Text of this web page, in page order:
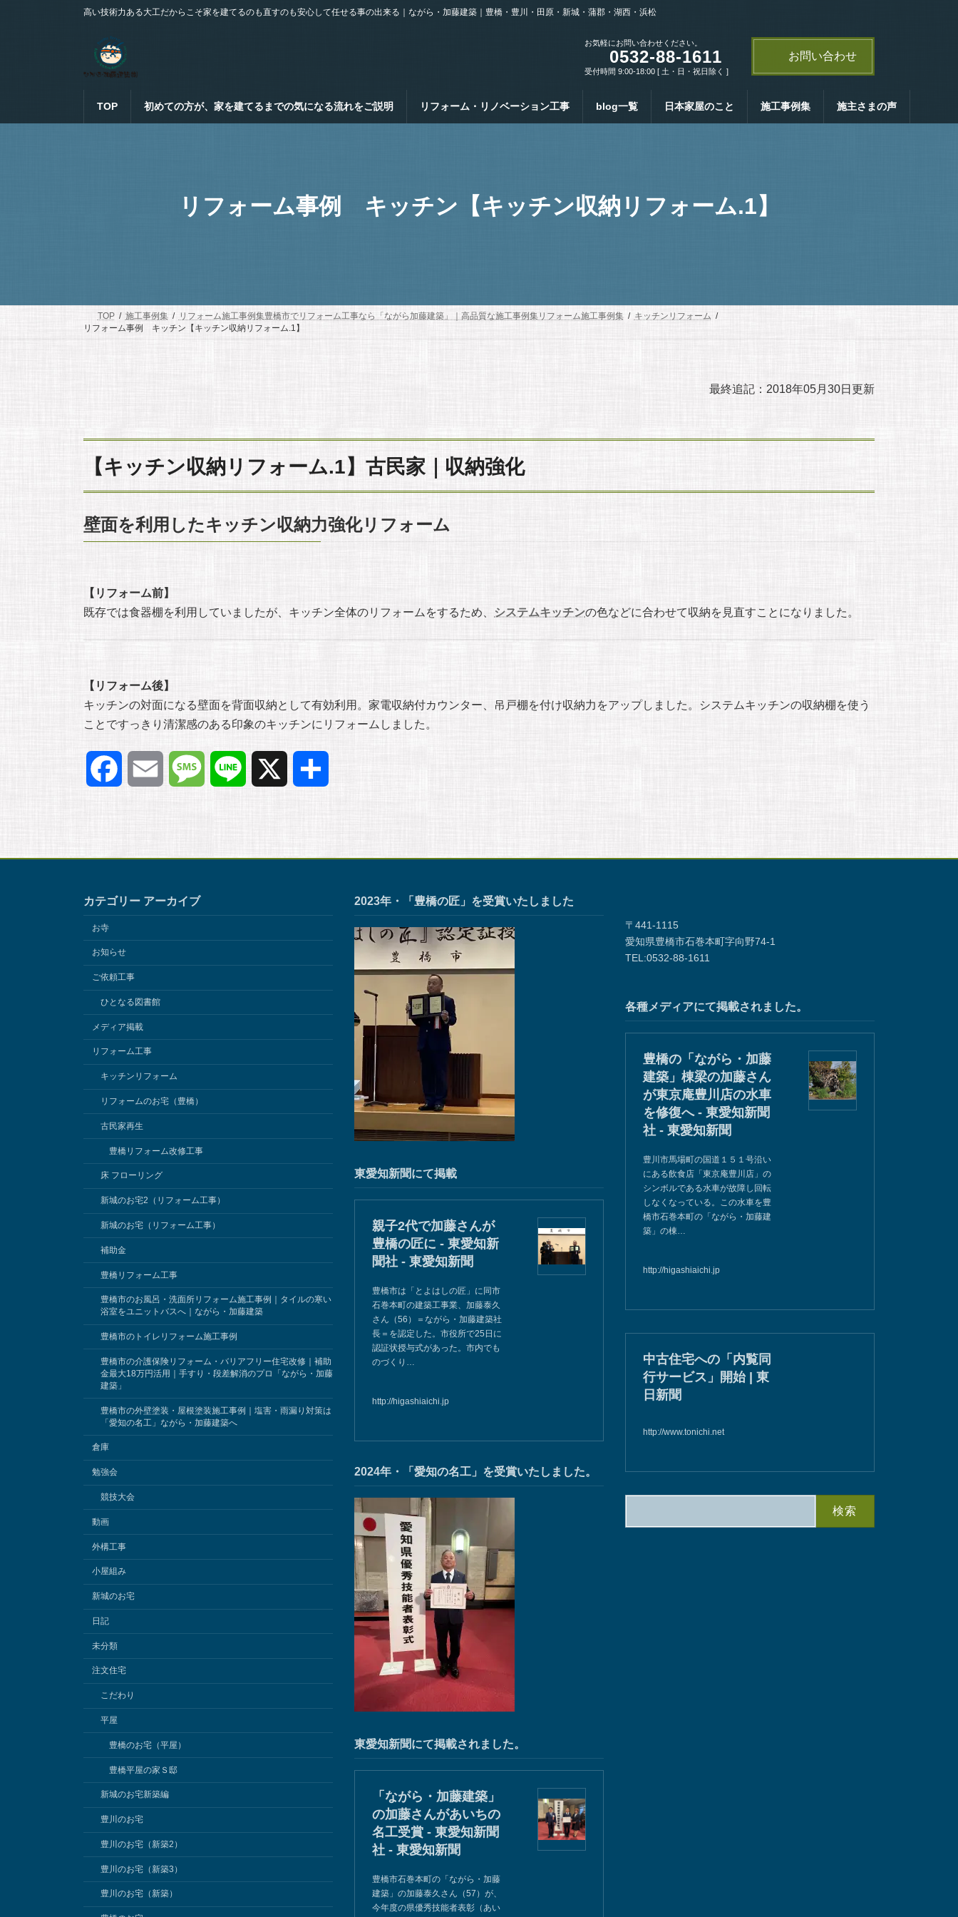
ッ
移
高い技術力ある大工だからこそ家を建てるのも直すのも安心して任せる事の出来る｜ながら・加藤建築｜豊橋・豊川・田原・新城・蒲郡・湖西・浜松
お気軽にお問い合わせください。
0532-88-1611
受付時間 9:00-18:00 [ 土・日・祝日除く ]
お問い合わせ
TOP 初めての方が、家を建てるまでの気になる流れをご説明 リフォーム・リノベーション工事 blog一覧 日本家屋のこと 施工事例集 施主さまの声
リフォーム事例 キッチン【キッチン収納リフォーム.1】
TOP 施工事例集 リフォーム施工事例集豊橋市でリフォーム工事なら「ながら加藤建築」｜高品質な施工事例集リフォーム施工事例集
キッチンリフォーム
リフォーム事例 キッチン【キッチン収納リフォーム.1】
最終追記：2018年05月30日更新
【キッチン収納リフォーム.1】古民家｜収納強化
壁面を利用したキッチン収納力強化リフォーム
【リフォーム前】
既存では食器棚を利用していましたが、キッチン全体のリフォームをするため、
システムキッチンの色などに合わせて収納を見直すことになりました。
【リフォーム後】
キッチンの対面になる壁面を背面収納として有効利用。家電収納付カウンター、吊戸棚を付け収納力をアップしました。システムキッチンの収納棚を使う
ことですっきり清潔感のある印象のキッチンにリフォームしました。
o
o
k
カテゴリー アーカイブ
お寺
お知らせ
ご依頼工事
ひとなる図書館
メディア掲載
リフォーム工事
キッチンリフォーム
リフォームのお宅（豊橋）
古民家再生
豊橋リフォーム改修工事
床 フローリング
新城のお宅2（リフォーム工事）
新城のお宅（リフォーム工事）
補助金
豊橋リフォーム工事
豊橋市のお風呂・洗面所リフォーム施工事例｜タイルの寒い
浴室をユニットバスへ｜ながら・加藤建築
豊橋市のトイレリフォーム施工事例
豊橋市の介護保険リフォーム・バリアフリー住宅改修｜補助
金最大18万円活用｜手すり・段差解消のプロ「ながら・加藤
建築」
豊橋市の外壁塗装・屋根塗装施工事例｜塩害・雨漏り対策は
「愛知の名工」ながら・加藤建築へ
倉庫
勉強会
競技大会
動画
外構工事
小屋組み
新城のお宅
日記
未分類
注文住宅
こだわり
平屋
豊橋のお宅（平屋）
豊橋平屋の家Ｓ邸
新城のお宅新築編
豊川のお宅
豊川のお宅（新築2）
豊川のお宅（新築3）
豊川のお宅（新築）
2023年・「豊橋の匠」を受賞いたしました
東愛知新聞にて掲載
親子2代で加藤さんが
豊橋の匠に - 東愛知新
聞社 - 東愛知新聞
豊橋市は「とよはしの匠」に同市
石巻本町の建築工事業、加藤泰久
さん（56）＝ながら・加藤建築社
長＝を認定した。市役所で25日に
認証状授与式があった。市内でも
のづくり…
http://higashiaichi.jp
2024年・「愛知の名工」を受賞いたしました。
東愛知新聞にて掲載されました。
「ながら・加藤建築」
の加藤さんがあいちの
名工受賞 - 東愛知新聞
社 - 東愛知新聞
豊橋市石巻本町の「ながら・加藤
建築」の加藤泰久さん（57）が、
今年度の県優秀技能者表彰（あい
〒441-1115
愛知県豊橋市石巻本町字向野74-1
TEL:0532-88-1611
各種メディアにて掲載されました。
豊橋の「ながら・加藤
建築」棟梁の加藤さん
が東京庵豊川店の水車
を修復へ - 東愛知新聞
社 - 東愛知新聞
豊川市馬場町の国道１５１号沿い
にある飲食店「東京庵豊川店」の
シンボルである水車が故障し回転
しなくなっている。この水車を豊
橋市石巻本町の「ながら・加藤建
築」の棟…
http://higashiaichi.jp
中古住宅への「内覧同
行サービス」開始 | 東
日新聞
http://www.tonichi.net